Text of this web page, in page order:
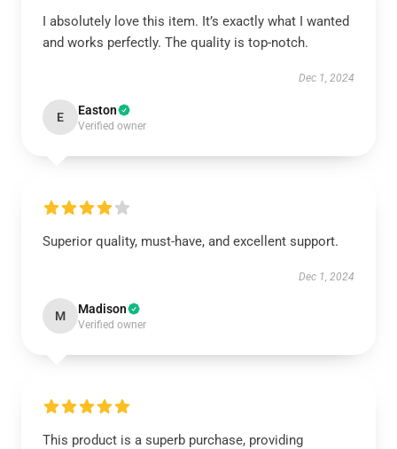
I absolutely love this item. It’s exactly what I wanted
and works perfectly. The quality is top-notch.
Dec 1, 2024
E Easton
Verified owner
Superior quality, must-have, and excellent support.
Dec 1, 2024
M Madison
Verified owner
This product is a superb purchase, providing